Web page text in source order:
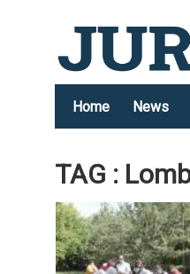
Home News
TAG :